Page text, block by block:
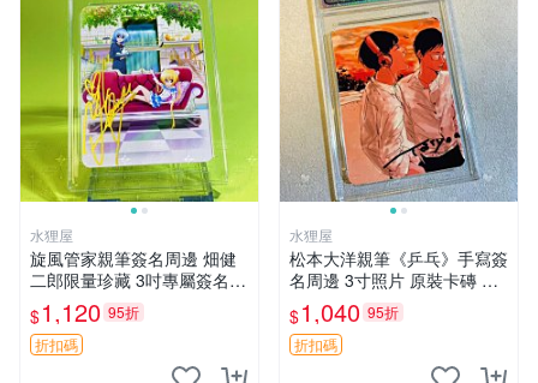
水狸屋
旋風管家親筆簽名周邊 畑健
二郎限量珍藏 3吋專屬簽名照
日本正版中古 正規卡磚附送
旋風管家 畑健二郎 簽名照
$1,120 95折
折扣碼
水狸屋
松本大洋親筆《乒乓》手寫簽
名周邊 3寸照片 原裝卡磚 收
藏好物 乒乓 The Animation
松本大洋 簽名 周邊 注記：此
商品為作者親筆簽名，附原
$1,040 95折
折扣碼